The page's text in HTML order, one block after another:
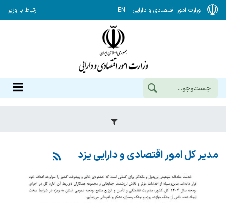
وزارت امور اقتصادی و دارایی EN ارتباط با وزیر
مدیر کل امور اقتصادی و دارایی یزد